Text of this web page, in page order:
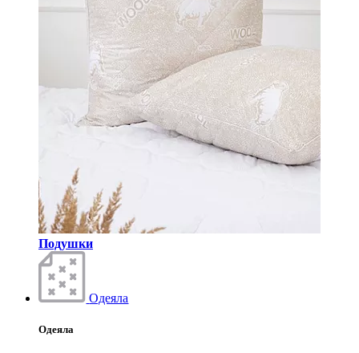
Подушки
Одеяла
Одеяла